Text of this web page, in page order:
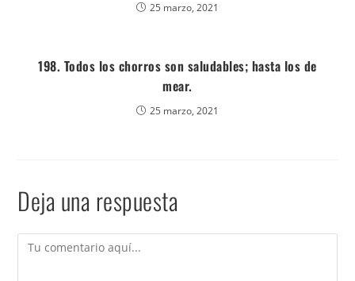
25 marzo, 2021
198. Todos los chorros son saludables; hasta los de
mear.
25 marzo, 2021
Deja una respuesta